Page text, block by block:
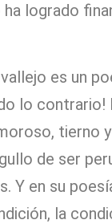
logrado
es un
lo contrario!
tierno
de ser
Y en su
la